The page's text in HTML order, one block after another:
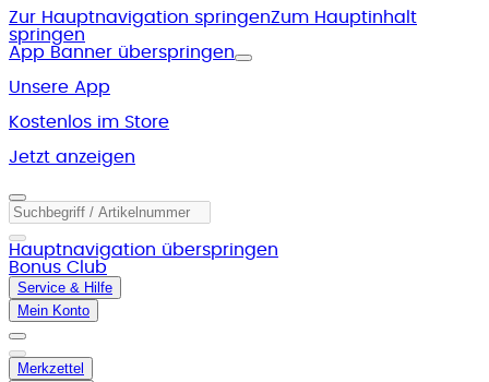
Zur Hauptnavigation springenZum Hauptinhalt
springen
App Banner überspringen
Unsere App
Kostenlos im Store
Jetzt anzeigen
Hauptnavigation überspringen
Bonus Club
Service & Hilfe
Mein Konto
Merkzettel